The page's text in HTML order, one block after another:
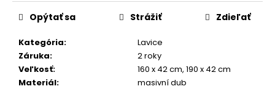
Kategória:
Lavice
Záruka:
2 roky
Veľkosť:
160 x 42 cm, 190 x 42 cm
Materiál:
masivní dub
Opýtať sa Strážiť Zdieľať